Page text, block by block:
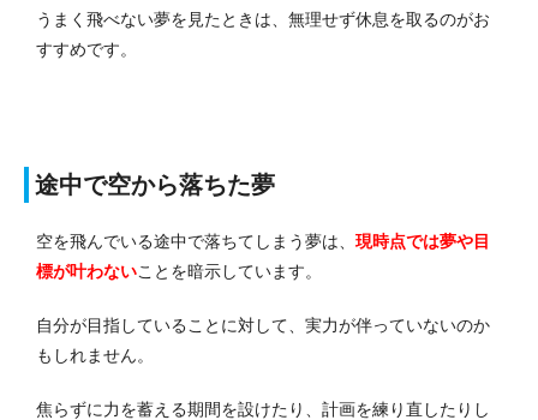
うまく飛べない夢を見たときは、無理せず休息を取るのがお
すすめです。
途中で空から落ちた夢
空を飛んでいる途中で落ちてしまう夢は、 現時点では夢や目
標が叶わないことを暗示しています。
自分が目指していることに対して、実力が伴っていないのか
もしれません。
焦らずに力を蓄える期間を設けたり、計画を練り直したりし